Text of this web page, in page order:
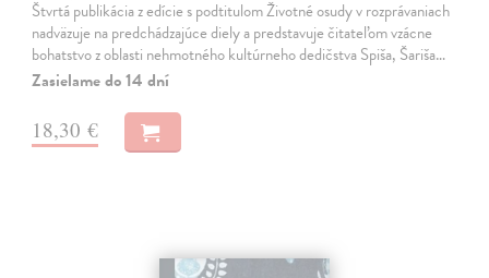
Štvrtá publikácia z edície s podtitulom Životné osudy v rozprávaniach
nadväzuje na predchádzajúce diely a predstavuje čitateľom vzácne
bohatstvo z oblasti nehmotného kultúrneho dedičstva Spiša, Šariša…
Zasielame do 14 dní
18,30 €